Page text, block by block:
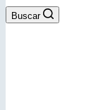
Buscar